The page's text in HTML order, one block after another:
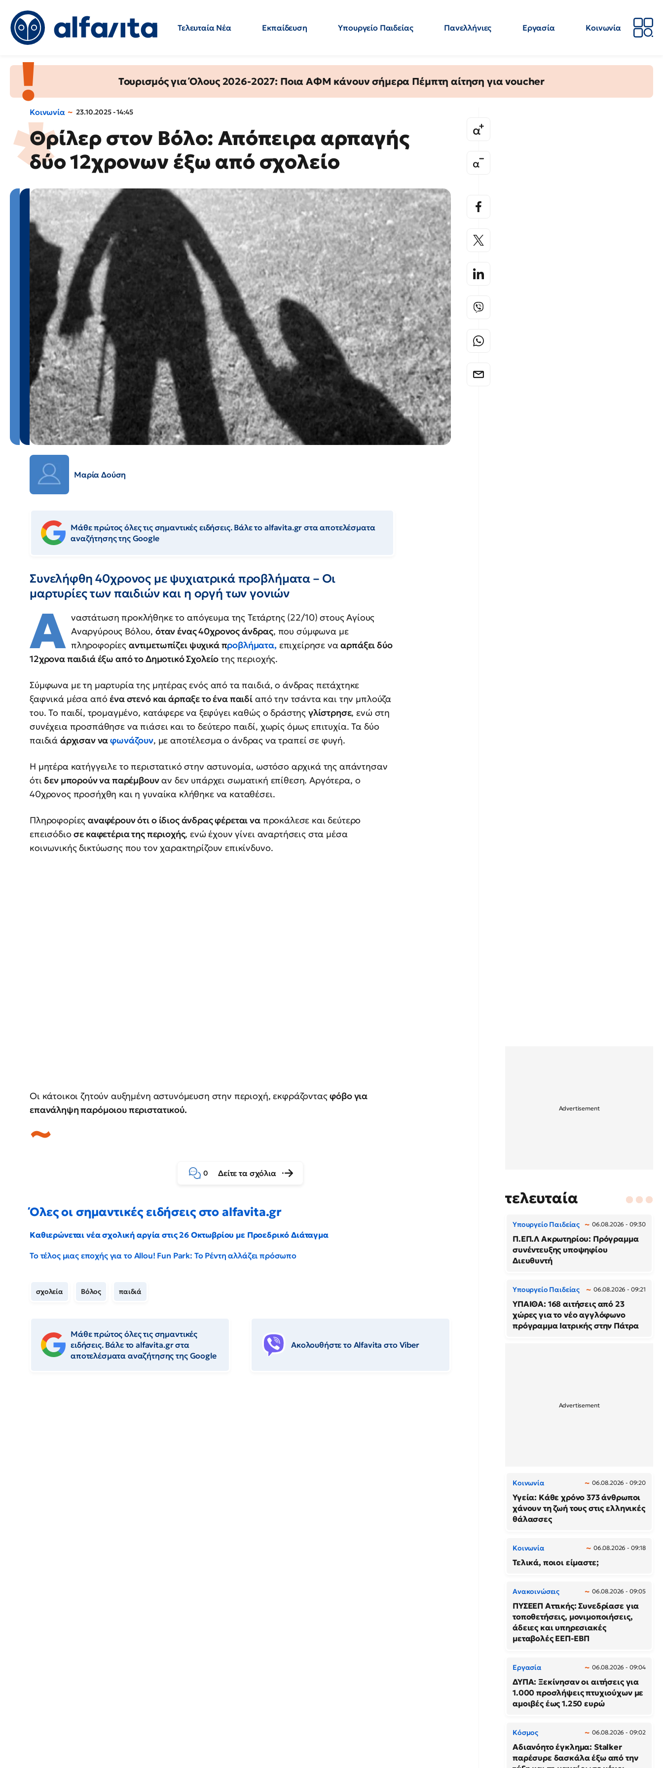
Τελευταία Νέα Εκπαίδευση Υπουργείο Παιδείας Πανελλήνιες Εργασία
Κοινωνία
Τουρισμός για Όλους 2026-2027: Ποια ΑΦΜ κάνουν σήμερα Πέμπτη αίτηση για voucher
Κοινωνία 23.10.2025 - 14:45
Θρίλερ στον Βόλο: Απόπειρα αρπαγής
δύο 12χρονων έξω από σχολείο
Μαρία Δούση
Μάθε πρώτος όλες τις σημαντικές ειδήσεις. Βάλε το alfavita.gr στα αποτελέσματα
αναζήτησης της Google
Συνελήφθη 40χρονος με ψυχιατρικά προβλήματα – Οι
μαρτυρίες των παιδιών και η οργή των γονιών
Α ναστάτωση προκλήθηκε το απόγευμα της Τετάρτης (22/10) στους Αγίους
Αναργύρους Βόλου, όταν ένας 40χρονος άνδρας, που σύμφωνα με
πληροφορίες αντιμετωπίζει ψυχικά προβλήματα, επιχείρησε νααρπάξει δύο
12χρονα παιδιά έξω από το Δημοτικό Σχολείο της περιοχής.
Σύμφωνα με τη μαρτυρία της μητέρας ενός από τα παιδιά, ο άνδρας πετάχτηκε
ξαφνικά μέσα απόένα στενό και άρπαξε το ένα παιδί από την τσάντα και την μπλούζα
του. Το παιδί, τρομαγμένο, κατάφερε να ξεφύγει καθώς ο δράστης γλίστρησε, ενώ στη
συνέχεια προσπάθησε να πιάσει και το δεύτερο παιδί, χωρίς όμως επιτυχία. Τα δύο
παιδιά άρχισαν ναφωνάζουν, με αποτέλεσμα ο άνδρας να τραπεί σε φυγή.
Η μητέρα κατήγγειλε το περιστατικό στην αστυνομία, ωστόσο αρχικά της απάντησαν
ότιδεν μπορούν να παρέμβουναν δεν υπάρχει σωματική επίθεση. Αργότερα, ο
40χρονος προσήχθη και η γυναίκα κλήθηκε να καταθέσει.
Πληροφορίεςαναφέρουν ότι ο ίδιος άνδρας φέρεται ναπροκάλεσε και δεύτερο
επεισόδιοσε καφετέρια της περιοχής, ενώ έχουν γίνει αναρτήσεις στα μέσα
κοινωνικής δικτύωσης που τον χαρακτηρίζουν επικίνδυνο.
Οι κάτοικοι ζητούν αυξημένη αστυνόμευση στην περιοχή, εκφράζονταςφόβο για
επανάληψη παρόμοιου περιστατικού.
0 Δείτε τα σχόλια
Όλες οι σημαντικές ειδήσεις στο alfavita.gr
Καθιερώνεται νέα σχολική αργία στις 26 Οκτωβρίου με Προεδρικό Διάταγμα
Το τέλος μιας εποχής για το Allou! Fun Park: Το Ρέντη αλλάζει πρόσωπο
σχολεία Βόλος παιδιά
Μάθε πρώτος όλες τις σημαντικές
ειδήσεις. Βάλε το alfavita.gr στα
αποτελέσματα αναζήτησης της Google
Ακολουθήστε το Αlfavita στο Viber
τελευταία
Υπουργείο Παιδείας 06.08.2026 - 09:30
Π.ΕΠ.Λ Ακρωτηρίου: Πρόγραμμα
συνέντευξης υποψηφίου
Διευθυντή
Υπουργείο Παιδείας 06.08.2026 - 09:21
ΥΠΑΙΘΑ: 168 αιτήσεις από 23
χώρες για το νέο αγγλόφωνο
πρόγραμμα Ιατρικής στην Πάτρα
Κοινωνία 06.08.2026 - 09:20
Υγεία: Κάθε χρόνο 373 άνθρωποι
χάνουν τη ζωή τους στις ελληνικές
θάλασσες
Κοινωνία 06.08.2026 - 09:18
Τελικά, ποιοι είμαστε;
Ανακοινώσεις 06.08.2026 - 09:05
ΠΥΣΕΕΠ Αττικής: Συνεδρίασε για
τοποθετήσεις, μονιμοποιήσεις,
άδειες και υπηρεσιακές
μεταβολές ΕΕΠ-ΕΒΠ
Εργασία 06.08.2026 - 09:04
ΔΥΠΑ: Ξεκίνησαν οι αιτήσεις για
1.000 προσλήψεις πτυχιούχων με
αμοιβές έως 1.250 ευρώ
Κόσμος 06.08.2026 - 09:02
Αδιανόητο έγκλημα: Stalker
παρέσυρε δασκάλα έξω από την